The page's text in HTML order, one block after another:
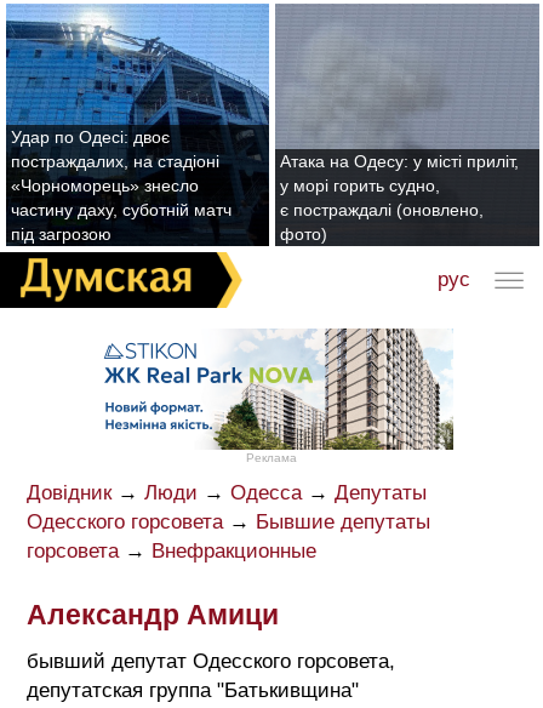
Удар по Одесі: двоє
постраждалих, на стадіоні
«Чорноморець» знесло
частину даху, суботній матч
під загрозою
Атака на Одесу: у місті приліт,
у морі горить судно,
є постраждалі (оновлено,
фото)
рус
Реклама
Довідник→ Люди → Одесса → Депутаты
Одесского горсовета → Бывшие депутаты
горсовета → Внефракционные
Александр Амици
бывший депутат Одесского горсовета,
депутатская группа "Батькивщина"